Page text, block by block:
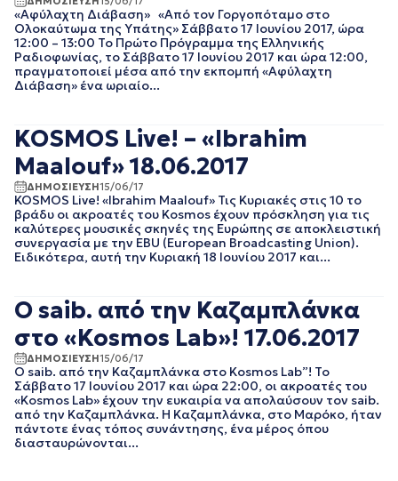
EΡΤNEWS
ΑΘΛΗΤΙΚΑ
ΓΕΝΙΚΗ
ΓΡΑΦΕΙΟ ΤΥΠΟΥ
ΕΡΤ
ΠΟΛΙΤΙΚΗ
ΠΟΛΙΤΙΣΜΟΣ
ΤΗΛΕΟΡΑΣΗ
ΜΑΙΟΣ 2025
ΑΠΡΙΛΙΟΣ 2025
ΜΑΡΤΙΟΣ 2025
ΦΕΒΡΟΥΑΡΙΟΣ 2025
ΙΑΝΟΥΑΡΙΟΣ 2025
ΟΚΤΩΒΡΙΟΣ 2024
ΣΕΠΤΕΜΒΡΙΟΣ 2024
ΙΟΥΛΙΟΣ 2024
ΙΟΥΝΙΟΣ 2024
ΜΑΙΟΣ 2024
ΑΠΡΙΛΙΟΣ 2024
ΙΑΝΟΥΑΡΙΟΣ 2024
ΔΕΚΕΜΒΡΙΟΣ 2023
ΟΚΤΩΒΡΙΟΣ 2023
ΣΕΠΤΕΜΒΡΙΟΣ 2023
ΑΥΓΟΥΣΤΟΣ 2023
ΙΟΥΛΙΟΣ 2023
«Αφύλαχτη Διάβαση» «Από τον Γοργοπόταμο στο
Ολοκαύτωμα της Υπάτης» Σάββατο 17 Ιουνίου 2017, ώρα
12:00 – 13:00 Το Πρώτο Πρόγραμμα της Ελληνικής
Ραδιοφωνίας, το Σάββατο 17 Ιουνίου 2017 και ώρα 12:00,
πραγματοποιεί μέσα από την εκπομπή «Αφύλαχτη
Διάβαση» ένα ωριαίο...
KOSMOS Live! – «Ibrahim
Maalouf» 18.06.2017
ΔΗΜΟΣΙΕΥΣΗ15/06/17
KOSMOS Live! «Ibrahim Maalouf» Τις Κυριακές στις 10 το
βράδυ οι ακροατές του Kosmos έχουν πρόσκληση για τις
καλύτερες μουσικές σκηνές της Ευρώπης σε αποκλειστική
συνεργασία με την EBU (European Broadcasting Union).
Ειδικότερα, αυτή την Κυριακή 18 Ιουνίου 2017 και...
Ο saib. από την Καζαμπλάνκα
στο «Kosmos Lab»! 17.06.2017
ΔΗΜΟΣΙΕΥΣΗ15/06/17
Ο saib. από την Καζαμπλάνκα στο Kosmos Lab”! Το
Σάββατο 17 Ιουνίου 2017 και ώρα 22:00, οι ακροατές του
«Kosmos Lab» έχουν την ευκαιρία να απολαύσουν τον saib.
από την Καζαμπλάνκα. Η Καζαμπλάνκα, στο Μαρόκο, ήταν
πάντοτε ένας τόπος συνάντησης, ένα μέρος όπου
διασταυρώνονται...